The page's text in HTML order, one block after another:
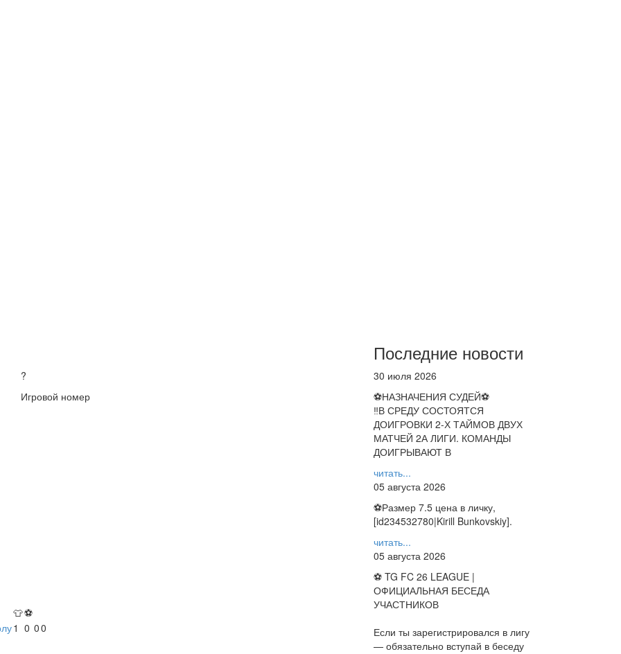
?
Игровой номер
👕⚽
1 0 00
Последние новости
30 июля 2026
⚽НАЗНАЧЕНИЯ СУДЕЙ⚽
‼В СРЕДУ СОСТОЯТСЯ
ДОИГРОВКИ 2-Х ТАЙМОВ ДВУХ
МАТЧЕЙ 2А ЛИГИ. КОМАНДЫ
ДОИГРЫВАЮТ В
читать...
05 августа 2026
⚽️Размер 7.5 цена в личку,
[id234532780|Kirill Bunkovskiy].
читать...
05 августа 2026
⚽ TG FC 26 LEAGUE |
ОФИЦИАЛЬНАЯ БЕСЕДА
УЧАСТНИКОВ
Если ты зарегистрировался в лигу
— обязательно вступай в беседу